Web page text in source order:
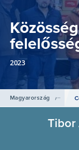
2023
Magyarország / Hírek